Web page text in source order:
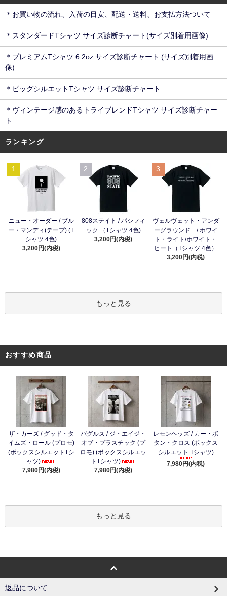
＊お買い物の流れ、入荷の目安、配送・送料、お支払方法ついて
＊スタンダードTシャツ サイズ診断チャート(サイズ別着用画像)
＊プレミアムTシャツ 6.2oz サイズ診断チャート (サイズ別着用画
像)
＊ビッグシルエットTシャツ サイズ診断チャート
＊ヴィンテージ感のあるトライブレンドTシャツ サイズ診断チャー
ト
ランキング
1
ニュー・オーダー / ブル
ー・マンディ(テープ) (T
シャツ 4色)
3,200円(内税)
2
808ステイト / パシフィ
ック （Tシャツ 4色)
3,200円(内税)
3
ヴェルヴェット・アンダ
ーグラウンド / ホワイ
ト・ライト/ホワイト・
ヒート（Tシャツ 4色）
3,200円(内税)
もっと見る
おすすめ商品
ザ・カーズ / グッド・タ
イムズ・ロール (プロモ)
(ボックスシルエットTシ
ャツ)
7,980円(内税)
バグルス / ジ・エイジ・
オブ・プラスチック (プ
ロモ) (ボックスシルエッ
トTシャツ)
7,980円(内税)
レモンヘッズ / カー・ボ
タン・クロス (ボックス
シルエット Tシャツ)
7,980円(内税)
もっと見る
返品について